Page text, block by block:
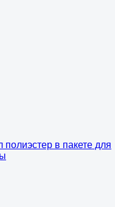
в пакете для